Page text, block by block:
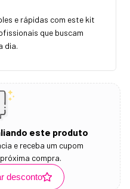
e rápidas com este kit
que buscam
dia.
este produto
e receba um cupom
compra.
desconto